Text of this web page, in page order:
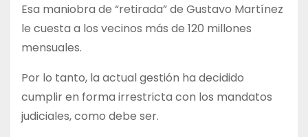
Esa maniobra de “retirada” de Gustavo Martínez
le cuesta a los vecinos más de 120 millones
mensuales.
Por lo tanto, la actual gestión ha decidido
cumplir en forma irrestricta con los mandatos
judiciales, como debe ser.